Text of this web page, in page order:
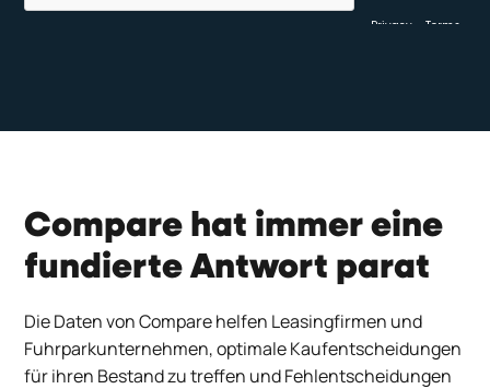
Compare hat immer eine
fundierte Antwort parat
Die Daten vonComparehelfen Leasingfirmen und
Fuhrparkunternehmen,optimale Kaufentscheidungen
fürihren Bestand zu treffen und Fehlentscheidungen